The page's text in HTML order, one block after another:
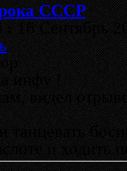
СССР
:16 Сентябрь
инфу !
видел
и ходить